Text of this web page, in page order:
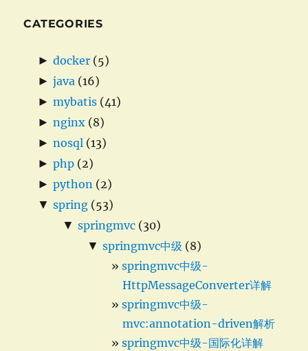
CATEGORIES
► docker (5)
► java (16)
► mybatis (41)
► nginx (8)
► nosql (13)
► php (2)
► python (2)
▼ spring (53)
▼ springmvc (30)
▼ springmvc中级 (8)
springmvc中级-
HttpMessageConverter详解
springmvc中级-
mvc:annotation-driven解析
springmvc中级-国际化详解